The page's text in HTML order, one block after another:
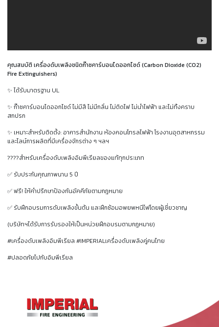
คุณสมบัติ เครื่องดับเพลิงชนิดก๊าซคาร์บอนไดออกไซด์ (Carbon Dioxide (CO2)
Fire Extinguishers)
✨ ได้รับมาตรฐาน UL
✨ ก๊าซคาร์บอนไดออกไซด์ ไม่มีสี ไม่มีกลิ่น ไม่ติดไฟ ไม่นำไฟฟ้า และไม่ทิ้งคราบ
สกปรก
✨ เหมาะสำหรับติดตั้ง: อาคารสำนักงาน ห้องคอนโทรลไฟฟ้า โรงงานอุตสาหกรรม
และไลน์การผลิตที่มีเครื่องจักรต่าง ๆ ฯลฯ
????สำหรับเครื่องดับเพลิงอิมพีเรียลของแท้ทุกประเภท
✅ รับประกันคุณภาพนาน 5 ปี
✅ ฟรี! ให้คำปรึกษาป้องกันอัคคีภัยตามกฎหมาย
✅ รับฝึกอบรมการดับเพลิงขั้นต้น และฝึกซ้อมอพยพหนีไฟโดยผู้เชี่ยวชาญ
(บริษัทฯได้รับการรับรองให้เป็นหน่วยฝึกอบรมตามกฎหมาย)
#เครื่องดับเพลิงอิมพีเรียล #IMPERIALเครื่องดับเพลิงคู่คนไทย
#ปลอดภัยไปกับอิมพีเรียล